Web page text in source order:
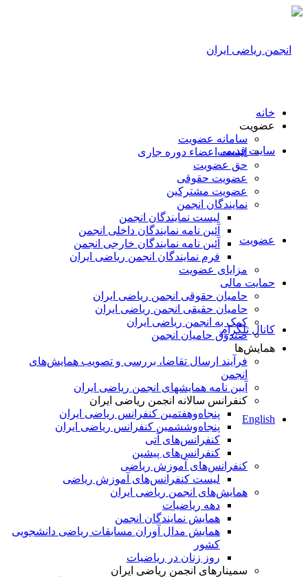
سایت قدیمی
عضویت
کانال تلگرام
English
خانه
عضویت
سامانه عضویت
لیست اعضاء دوره جاری
حق عضویت
عضویت حقوقی
عضویت مشترکین
نمایندگان انجمن
لیست نمایندگان انجمن
آئین نامه نمایندگان داخلی انجمن
آئین نامه نمایندگان خارجی انجمن
فرم نمایندگان انجمن ریاضی ایران
مزایای عضویت
حمایت مالی
حامیان حقوقی انجمن ریاضی ایران
حامیان حقیقی انجمن ریاضی ایران
کمک به انجمن ریاضی ایران
صندوق حامیان انجمن
همایش‌ها
فرآیند ارسال تقاضا، بررسی و تصویب همایش‌های
انجمن
آیین نامه همایشهای انجمن ریاضی ایران
کنفرانس‌ سالانه انجمن ریاضی ایران
پنجاه‌و‌هفتمین کنفرانس ریاضی ایران
پنجاه‌و‌ششمین کنفرانس ریاضی ایران
کنفرانس‌های آتی
کنفرانس‎‌های پیشین
کنفرانس‌های آموزش ریاضی
لیست کنفرانس‌های آموزش ریاضی
همایش‌های انجمن ریاضی ایران
دهه ریاضیات
همایش نمایندگان انجمن
همایش مدال آوران مسابقات ریاضی دانشجویی
کشور
روز زنان در ریاضیات
سمینارهای انجمن ریاضی ایران